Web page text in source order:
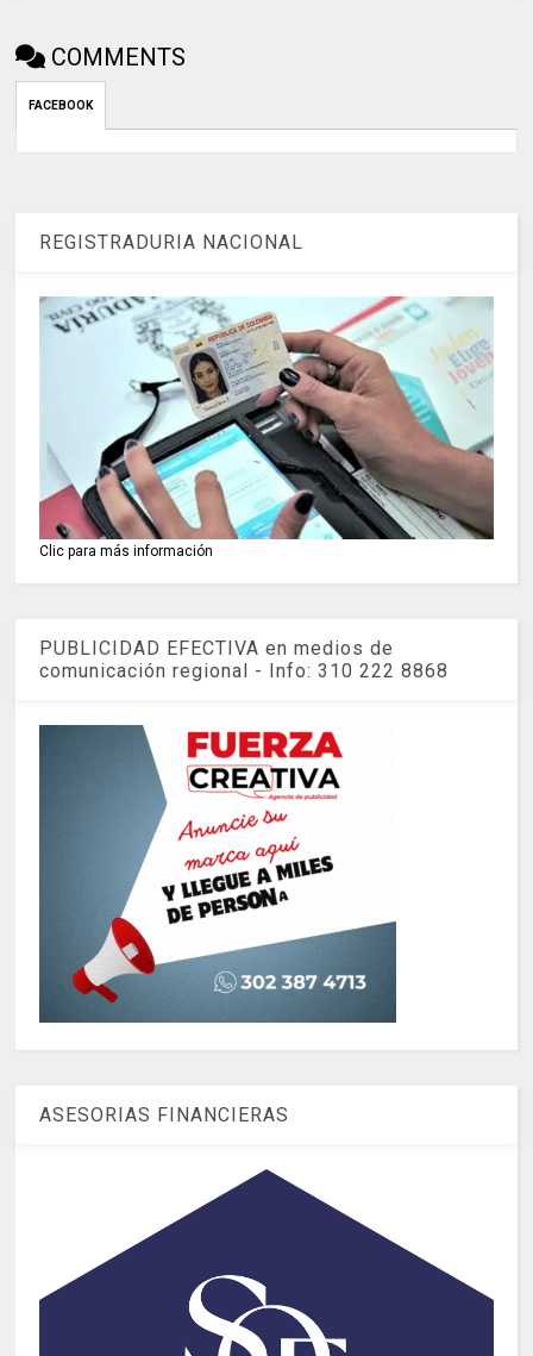
COMMENTS
FACEBOOK
REGISTRADURIA NACIONAL
Clic para más información
PUBLICIDAD EFECTIVA en medios de
comunicación regional - Info: 310 222 8868
ASESORIAS FINANCIERAS